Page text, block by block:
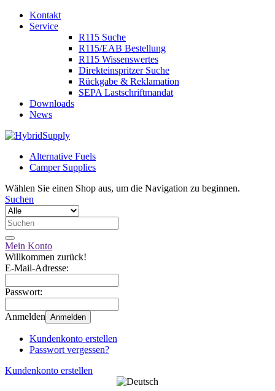
Kontakt
Service
R115 Suche
R115/EAB Bestellung
R115 Wissenswertes
Direkteinspritzer Suche
Rückgabe & Reklamation
SEPA Lastschriftmandat
Downloads
News
Alternative Fuels
Camper Supplies
Wählen Sie einen Shop aus, um die Navigation zu beginnen.
Suchen
Mein Konto
Willkommen zurück!
E-Mail-Adresse:
Passwort:
Anmelden Anmelden
Kundenkonto erstellen
Passwort vergessen?
Kundenkonto erstellen